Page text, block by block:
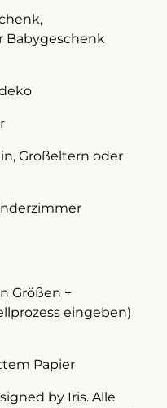
Babygeschenk
Großeltern oder
Größen +
eingeben)
Papier
by Iris. Alle